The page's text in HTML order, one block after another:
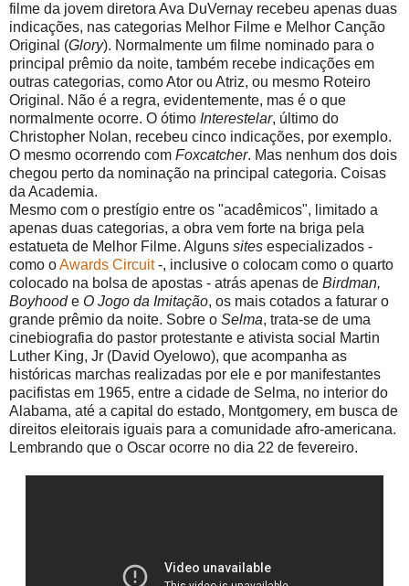
filme da jovem diretora Ava DuVernay recebeu apenas duas
indicações, nas categorias Melhor Filme e Melhor Canção
Original (Glory). Normalmente um filme nominado para o
principal prêmio da noite, também recebe indicações em
outras categorias, como Ator ou Atriz, ou mesmo Roteiro
Original. Não é a regra, evidentemente, mas é o que
normalmente ocorre. O ótimo Interestelar, último do
Christopher Nolan, recebeu cinco indicações, por exemplo.
O mesmo ocorrendo com Foxcatcher. Mas nenhum dos dois
chegou perto da nominação na principal categoria. Coisas
da Academia.
Mesmo com o prestígio entre os "acadêmicos", limitado a
apenas duas categorias, a obra vem forte na briga pela
estatueta de Melhor Filme. Alguns sites especializados -
como oAwards Circuit-, inclusive o colocam como o quarto
colocado na bolsa de apostas - atrás apenas de Birdman,
Boyhoode O Jogo da Imitação, os mais cotados a faturar o
grande prêmio da noite. Sobre o Selma, trata-se de uma
cinebiografia do pastor protestante e ativista social Martin
Luther King, Jr (David Oyelowo), que acompanha as
históricas marchas realizadas por ele e por manifestantes
pacifistas em 1965, entre a cidade de Selma, no interior do
Alabama, até a capital do estado, Montgomery, em busca de
direitos eleitorais iguais para a comunidade afro-americana.
Lembrando que o Oscar ocorre no dia 22 de fevereiro.